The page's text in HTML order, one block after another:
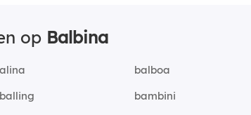
op Balbina
alina
balboa
balling
bambini